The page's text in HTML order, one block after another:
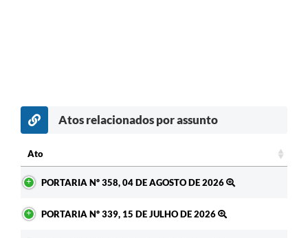
Atos relacionados por assunto
Ato
PORTARIA Nº 358, 04 DE AGOSTO DE 2026
PORTARIA Nº 339, 15 DE JULHO DE 2026